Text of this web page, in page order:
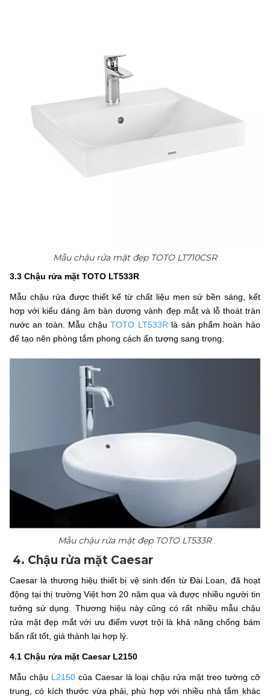
Mẫu chậu rửa mặt đẹp TOTO LT710CSR
3.3 Chậu rửa mặt TOTO LT533R
Mẫu chậu rửa được thiết kế từ chất liệu men sứ bền sáng, kết
hợp với kiểu dáng âm bàn dương vành đẹp mắt và lỗ thoát tràn
nước an toàn. Mẫu chậuTOTO LT533R là sản phẩm hoàn hảo
để tạo nên phòng tắm phong cách ấn tượng sang trọng.
Mẫu chậu rửa mặt đẹp TOTO LT533R
4. Chậu rửa mặt Caesar
Caesar là thương hiệu thiết bị vệ sinh đến từ Đài Loan, đã hoạt
động tại thị trường Việt hơn 20 năm qua và được nhiều người tin
tưởng sử dụng. Thương hiệu này cũng có rất nhiều mẫu chậu
rửa mặt đẹp mắt với ưu điểm vượt trội là khả năng chống bám
bẩn rất tốt, giá thành lại hợp lý.
4.1 Chậu rửa mặt Caesar L2150
Mẫu chậu L2150của Caesar là loại chậu rửa mặt treo tường cỡ
trung, có kích thước vừa phải, phù hợp với nhiều nhà tắm khác